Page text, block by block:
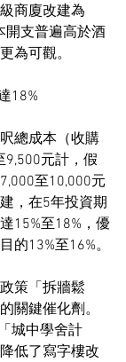
商廈改建為
開支普遍高於酒
為可觀。
18%
總成本（收購
9,500元計，假
至10,000元
，在5年投資期
15%至18%，優
的13%至16%。
策「拆牆鬆
關鍵催化劑。
城中學舍計
低了寫字樓改